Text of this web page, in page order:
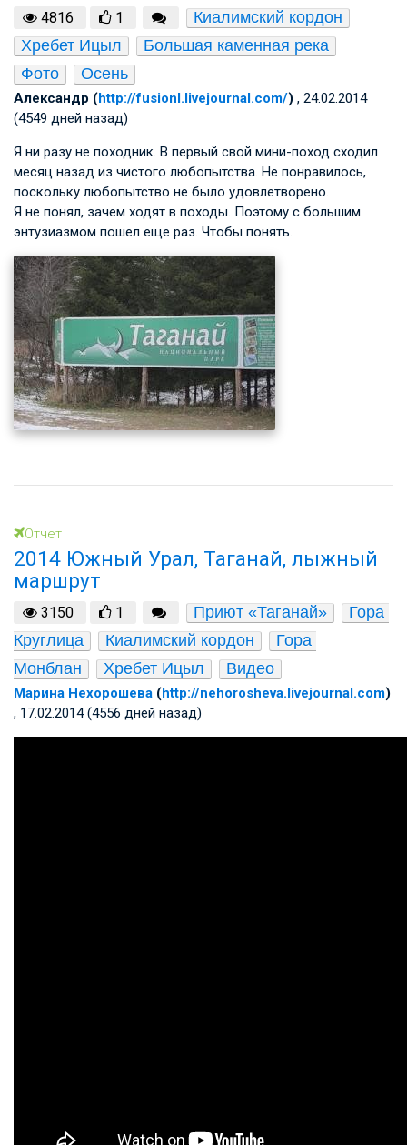
4816 1
Киалимский кордон
Хребет Ицыл
Большая каменная река
Фото
Осень
Александр (http://fusionl.livejournal.com/) , 24.02.2014
(4549 дней назад)
Я ни разу не походник. В первый свой мини-поход сходил
месяц назад из чистого любопытства. Не понравилось,
поскольку любопытство не было удовлетворено.
Я не понял, зачем ходят в походы. Поэтому с большим
энтузиазмом пошел еще раз. Чтобы понять.
Отчет
2014 Южный Урал, Таганай, лыжный
маршрут
3150 1 Приют «Таганай»
Гора
Круглица
Киалимский кордон
Гора
Монблан
Хребет Ицыл Видео
Марина Нехорошева (http://nehorosheva.livejournal.com)
, 17.02.2014 (4556 дней назад)